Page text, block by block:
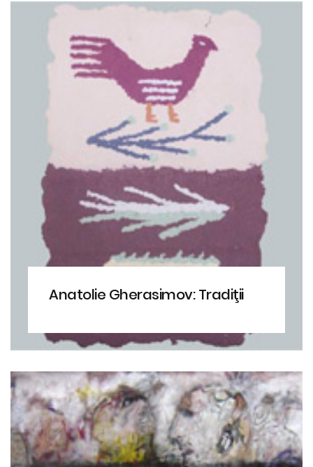
Anatolie Gherasimov: Tradiţii